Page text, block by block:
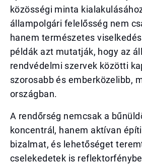
közösségi minta
állampolgári felelősség nem
hanem természetes
példák azt mutatják, hogy az
rendvédelmi szervek közötti
szorosabb és emberközelibb,
országban.
A rendőrség nemcsak a
koncentrál, hanem aktívan
bizalmat, és lehetőséget
cselekedetek is